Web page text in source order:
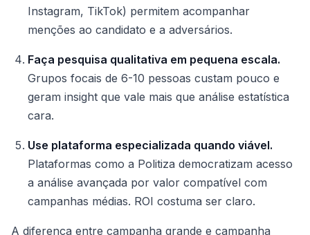
Instagram, TikTok) permitem acompanhar
menções ao candidato e a adversários.
Faça pesquisa qualitativa em pequena escala.
Grupos focais de 6-10 pessoas custam pouco e
geram insight que vale mais que análise estatística
cara.
Use plataforma especializada quando viável.
Plataformas como a Politiza democratizam acesso
a análise avançada por valor compatível com
campanhas médias. ROI costuma ser claro.
A diferença entre campanha grande e campanha